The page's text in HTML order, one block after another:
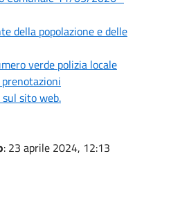
della popolazione e delle
verde polizia locale
sito web.
: 23 aprile 2024, 12:13